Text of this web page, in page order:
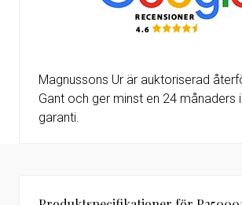
Magnussons Ur är auktoriserad
Gant och ger minst en 24 månaders
garanti.